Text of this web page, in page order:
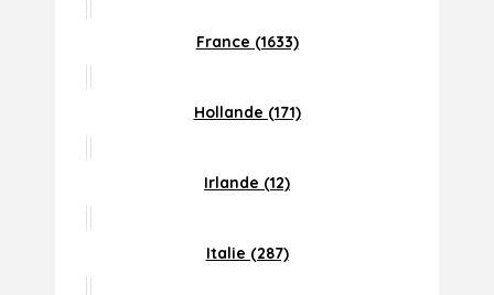
France (1633)
Hollande (171)
Irlande (12)
Italie (287)